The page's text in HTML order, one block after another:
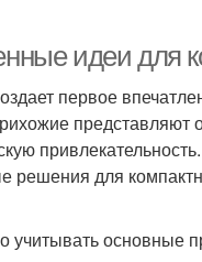
идеи для
первое
представляют
решения для
учитывать основные